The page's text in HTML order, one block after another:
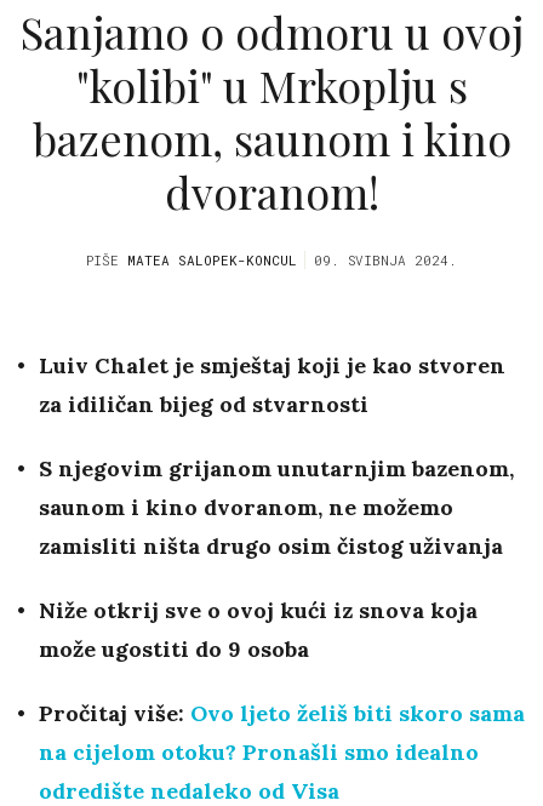
Sanjamo o odmoru u ovoj
"kolibi" u Mrkoplju s
bazenom, saunom i kino
dvoranom!
PIŠE MATEA SALOPEK-KONCUL 09. SVIBNJA 2024.
Luiv Chalet je smještaj koji je kao stvoren
za idiličan bijeg od stvarnosti
S njegovim grijanom unutarnjim bazenom,
saunom i kino dvoranom, ne možemo
zamisliti ništa drugo osim čistog uživanja
Niže otkrij sve o ovoj kući iz snova koja
može ugostiti do 9 osoba
Pročitaj više: Ovo ljeto želiš biti skoro sama
na cijelom otoku? Pronašli smo idealno
odredište nedaleko od Visa